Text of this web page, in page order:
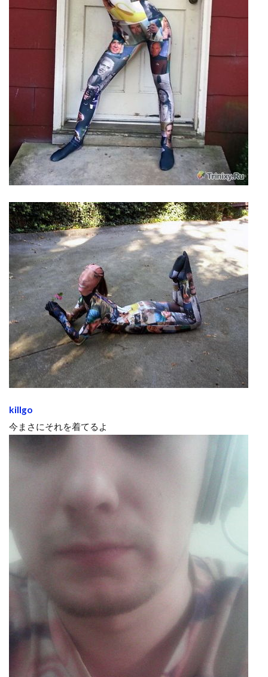
killgo
今まさにそれを着てるよ